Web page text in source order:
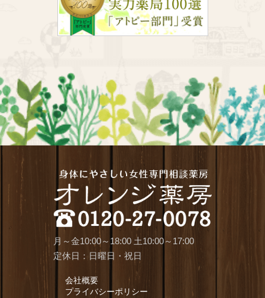
月～金10:00～18:00 土10:00～17:00
定休日：日曜日・祝日
会社概要
プライバシーポリシー